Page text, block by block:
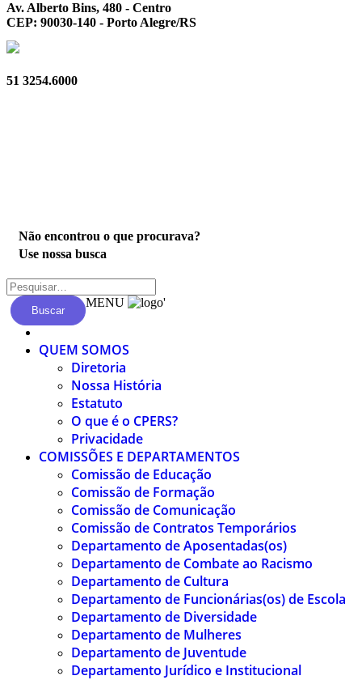
Av. Alberto Bins, 480 - Centro
CEP: 90030-140 - Porto Alegre/RS
51 3254.6000
Não encontrou o que procurava?
Use nossa busca
Buscar
MENU '
QUEM SOMOS
Diretoria
Nossa História
Estatuto
O que é o CPERS?
Privacidade
COMISSÕES E DEPARTAMENTOS
Comissão de Educação
Comissão de Formação
Comissão de Comunicação
Comissão de Contratos Temporários
Departamento de Aposentadas(os)
Departamento de Combate ao Racismo
Departamento de Cultura
Departamento de Funcionárias(os) de Escola
Departamento de Diversidade
Departamento de Mulheres
Departamento de Juventude
Departamento Jurídico e Institucional